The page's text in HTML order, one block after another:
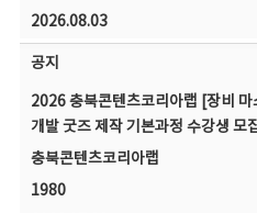
2026.08.03
공지
2026 충북콘텐츠코리아랩 [장비
개발 굿즈 제작 기본과정 수강생 모
충북콘텐츠코리아랩
1980